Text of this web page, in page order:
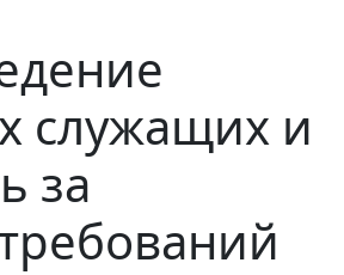
служащих и
за